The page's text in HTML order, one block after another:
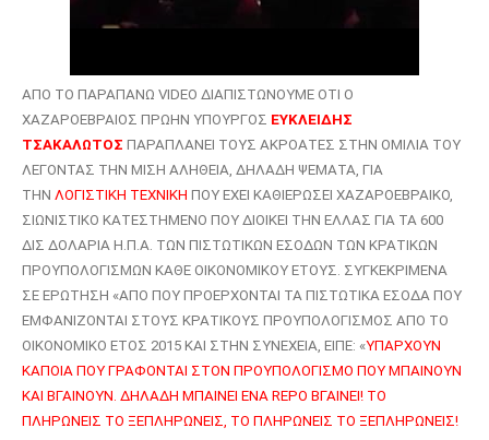
ΑΠΟ ΤΟ ΠΑΡΑΠΑΝΩ VIDEO ΔΙΑΠΙΣΤΩΝΟΥΜΕ ΟΤΙ Ο
ΧΑΖΑΡΟΕΒΡΑΙΟΣ ΠΡΩΗΝ ΥΠΟΥΡΓΟΣ ΕΥΚΛΕΙΔΗΣ
ΤΣΑΚΑΛΩΤΟΣ ΠΑΡΑΠΛΑΝΕΙ ΤΟΥΣ ΑΚΡΟΑΤΕΣ ΣΤΗΝ ΟΜΙΛΙΑ ΤΟΥ
ΛΕΓΟΝΤΑΣ ΤΗΝ ΜΙΣΗ ΑΛΗΘΕΙΑ, ΔΗΛΑΔΗ ΨΕΜΑΤΑ, ΓΙΑ
ΤΗΝ ΛΟΓΙΣΤΙΚΗ ΤΕΧΝΙΚΗ ΠΟΥ ΕΧΕΙ ΚΑΘΙΕΡΩΣΕΙ ΧΑΖΑΡΟΕΒΡΑΙΚΟ,
ΣΙΩΝΙΣΤΙΚΟ ΚΑΤΕΣΤΗΜΕΝΟ ΠΟΥ ΔΙΟΙΚΕΙ ΤΗΝ ΕΛΛΑΣ ΓΙΑ ΤΑ 600
ΔΙΣ ΔΟΛΑΡΙΑ Η.Π.Α. ΤΩΝ ΠΙΣΤΩΤΙΚΩΝ ΕΣΟΔΩΝ ΤΩΝ ΚΡΑΤΙΚΩΝ
ΠΡΟΥΠΟΛΟΓΙΣΜΩΝ ΚΑΘΕ ΟΙΚΟΝΟΜΙΚΟΥ ΕΤΟΥΣ. ΣΥΓΚΕΚΡΙΜΕΝΑ
ΣΕ ΕΡΩΤΗΣΗ «ΑΠΟ ΠΟΥ ΠΡΟΕΡΧΟΝΤΑΙ ΤΑ ΠΙΣΤΩΤΙΚΑ ΕΣΟΔΑ ΠΟΥ
ΕΜΦΑΝΙΖΟΝΤΑΙ ΣΤΟΥΣ ΚΡΑΤΙΚΟΥΣ ΠΡΟΥΠΟΛΟΓΙΣΜΟΣ ΑΠΟ ΤΟ
ΟΙΚΟΝΟΜΙΚΟ ΕΤΟΣ 2015 ΚΑΙ ΣΤΗΝ ΣΥΝΕΧΕΙΑ, ΕΙΠΕ: «ΥΠΑΡΧΟΥΝ
ΚΑΠΟΙΑ ΠΟΥ ΓΡΑΦΟΝΤΑΙ ΣΤΟΝ ΠΡΟΥΠΟΛΟΓΙΣΜΟ ΠΟΥ ΜΠΑΙΝΟΥΝ
ΚΑΙ ΒΓΑΙΝΟΥΝ. ΔΗΛΑΔΗ ΜΠΑΙΝΕΙ ΕΝΑ REPO ΒΓΑΙΝΕΙ! ΤΟ
ΠΛΗΡΩΝΕΙΣ ΤΟ ΞΕΠΛΗΡΩΝΕΙΣ, ΤΟ ΠΛΗΡΩΝΕΙΣ ΤΟ ΞΕΠΛΗΡΩΝΕΙΣ!